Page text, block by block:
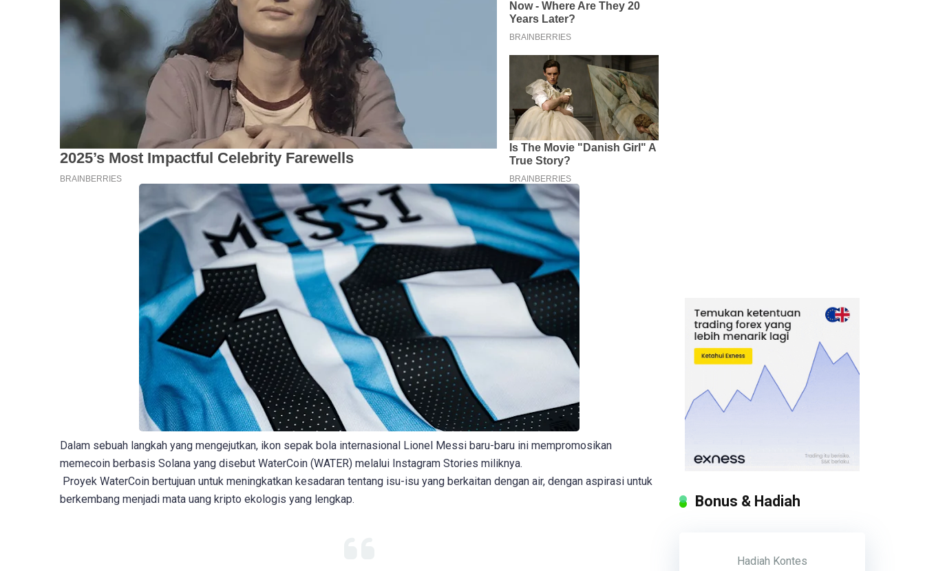
Dalam sebuah langkah yang mengejutkan, ikon sepak bola internasional Lionel Messi baru-baru ini mempromosikan
memecoin berbasis Solana yang disebut WaterCoin (WATER) melalui Instagram Stories miliknya.
Proyek WaterCoin bertujuan untuk meningkatkan kesadaran tentang isu-isu yang berkaitan dengan air, dengan aspirasi untuk
berkembang menjadi mata uang kripto ekologis yang lengkap.
Bonus & Hadiah
Hadiah Kontes